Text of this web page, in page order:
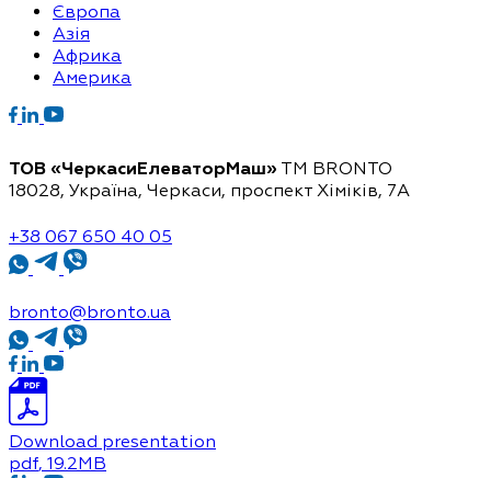
Європа
Азія
Африка
Америка
ТОВ «ЧеркасиЕлеваторМаш» ТМ BRONTO
18028, Україна, Черкаси, проспект Хіміків, 7А
+38 067 650 40 05
bronto@bronto.ua
Download presentation
pdf, 19.2MB